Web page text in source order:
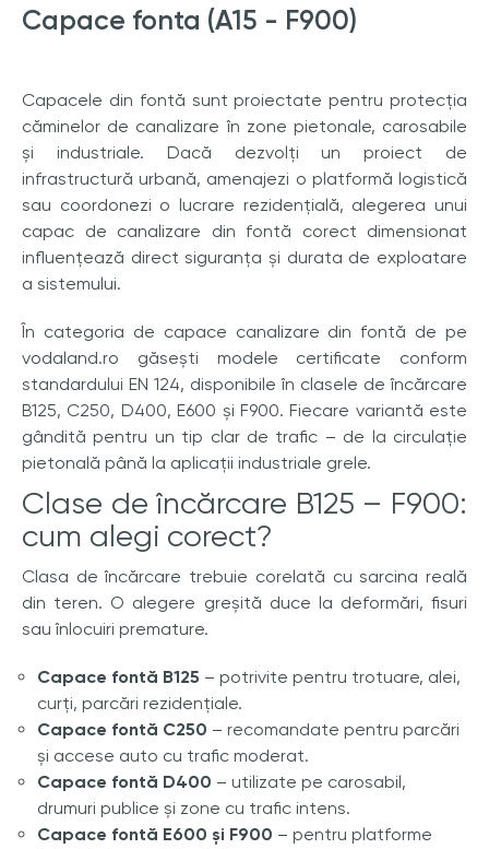
Capace fonta (A15 - F900)
Capacele din fontă sunt proiectate pentru protecția
căminelor de canalizare în zone pietonale, carosabile
și industriale. Dacă dezvolți un proiect de
infrastructură urbană, amenajezi o platformă logistică
sau coordonezi o lucrare rezidențială, alegerea unui
capac de canalizare din fontă corect dimensionat
influențează direct siguranța și durata de exploatare
a sistemului.
În categoria de capace canalizare din fontă de pe
vodaland.ro găsești modele certificate conform
standardului EN 124, disponibile în clasele de încărcare
B125, C250, D400, E600 și F900. Fiecare variantă este
gândită pentru un tip clar de trafic – de la circulație
pietonală până la aplicații industriale grele.
Clase de încărcare B125 – F900:
cum alegi corect?
Clasa de încărcare trebuie corelată cu sarcina reală
din teren. O alegere greșită duce la deformări, fisuri
sau înlocuiri premature.
Capace fontă B125 – potrivite pentru trotuare, alei,
curți, parcări rezidențiale.
Capace fontă C250 – recomandate pentru parcări
și accese auto cu trafic moderat.
Capace fontă D400 – utilizate pe carosabil,
drumuri publice și zone cu trafic intens.
Capace fontă E600 și F900 – pentru platforme